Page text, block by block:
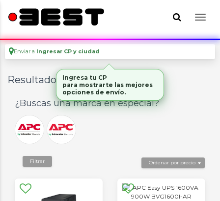
Enviar a Ingresar CP y ciudad
Resultados para"apc easy ups"
¿Buscas una marca en especial?
Filtrar Ordenar por precio
Ingresa tu CP
para mostrarte las mejores
opciones de envío.